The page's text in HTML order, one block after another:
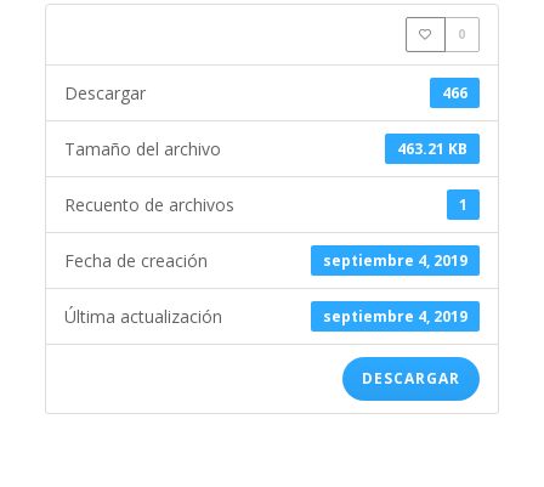
0
466
Descargar
463.21 KB
Tamaño del archivo
1
Recuento de archivos
septiembre 4, 2019
Fecha de creación
septiembre 4, 2019
Última actualización
DESCARGAR